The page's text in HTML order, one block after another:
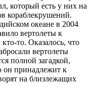
который есть у них на
кораблекрушений.
океане в 2004
вертолеты к
то. Оказалось, что
вертолеты
полной загадкой,
он принадлежит к
на близлежащих